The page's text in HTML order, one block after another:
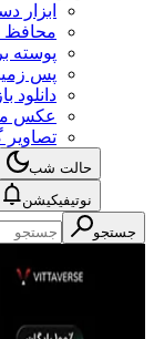
ابزار
محافظ
پوسته
پس
دانلود
عکس
تصاویر
حالت شب
نوتیفیکیشن
جستجو